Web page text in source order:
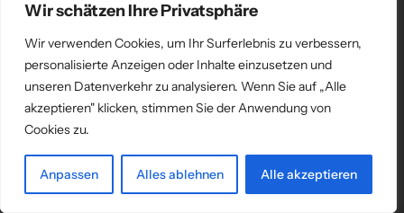
Wir schätzen Ihre Privatsphäre
Wir verwenden Cookies, um Ihr Surferlebnis zu verbessern,
personalisierte Anzeigen oder Inhalte einzusetzen und
unseren Datenverkehr zu analysieren. Wenn Sie auf „Alle
akzeptieren" klicken, stimmen Sie der Anwendung von
Cookies zu.
Anpassen Alles ablehnen Alle akzeptieren